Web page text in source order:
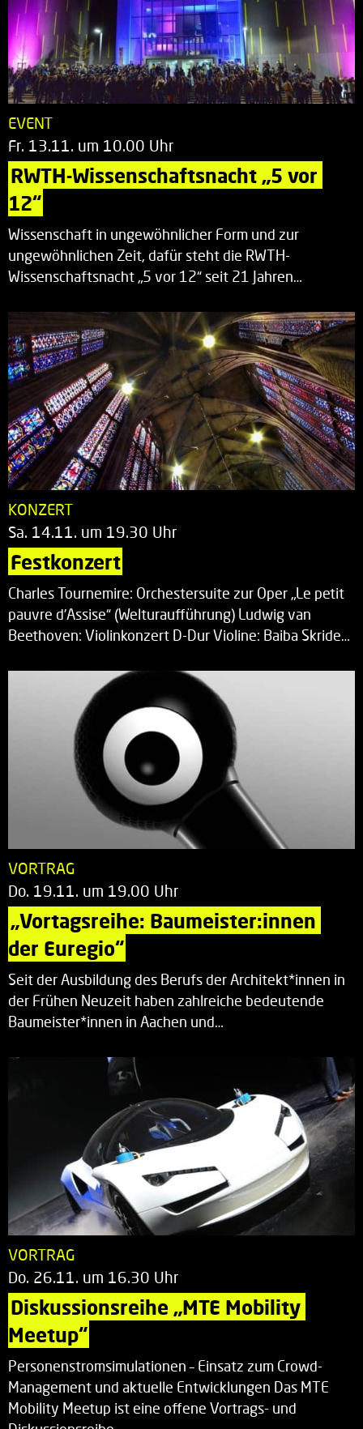
EVENT
Fr. 13.11. um 10.00 Uhr
RWTH-Wissenschaftsnacht „5 vor
12“
Wissenschaft in ungewöhnlicher Form und zur
ungewöhnlichen Zeit, dafür steht die RWTH-
Wissenschaftsnacht „5 vor 12“ seit 21 Jahren…
KONZERT
Sa. 14.11. um 19.30 Uhr
Festkonzert
Charles Tournemire: Orchestersuite zur Oper „Le petit
pauvre d’Assise“ (Welturaufführung) Ludwig van
Beethoven: Violinkonzert D-Dur Violine: Baiba Skride…
VORTRAG
Do. 19.11. um 19.00 Uhr
„Vortagsreihe: Baumeister:innen
der Euregio“
Seit der Ausbildung des Berufs der Architekt*innen in
der Frühen Neuzeit haben zahlreiche bedeutende
Baumeister*innen in Aachen und…
VORTRAG
Do. 26.11. um 16.30 Uhr
Diskussionsreihe „MTE Mobility
Meetup“
Personenstromsimulationen – Einsatz zum Crowd-
Management und aktuelle Entwicklungen Das MTE
Mobility Meetup ist eine offene Vortrags- und